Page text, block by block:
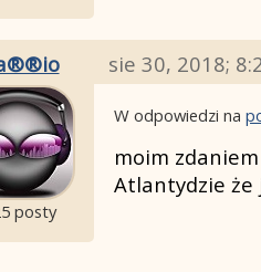
sie 30, 2018;
posty
W odpowiedzi na
moim
Atlantydzie